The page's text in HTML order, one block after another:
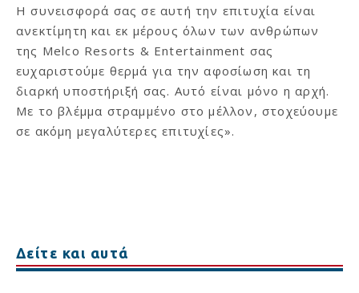
Η συνεισφορά σας σε αυτή την επιτυχία είναι
ανεκτίμητη και εκ μέρους όλων των ανθρώπων
της Melco Resorts & Entertainment σας
ευχαριστούμε θερμά για την αφοσίωση και τη
διαρκή υποστήριξή σας. Αυτό είναι μόνο η αρχή.
Με το βλέμμα στραμμένο στο μέλλον, στοχεύουμε
σε ακόμη μεγαλύτερες επιτυχίες».
Δείτε και αυτά